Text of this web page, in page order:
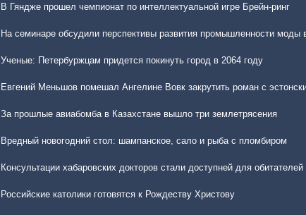
В Гяндже прошел чемпионат по интеллектуальной игре Брейн-ринг
На семинаре обсудили перспективы развития промышленности моды
Ученые: Петербуржцам придется покинуть город в 2064 году
Евгений Меньшов помешал Ангелине Вовк закрутить роман с
За прошлые авиабомба в Казахстане вышло три землетрясения
Вредный новогодний стол: шампанское, сало и рыба с пломбиром
Консультации хабаровских докторов стали доступней для
Российские католики готовятся к Рождеству Христову